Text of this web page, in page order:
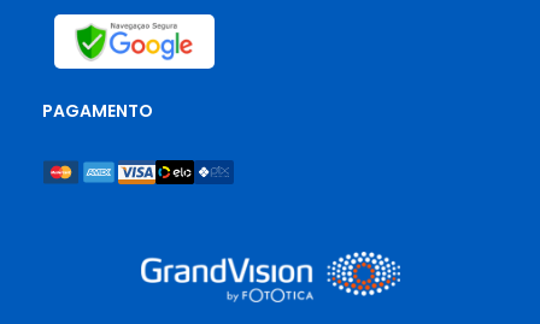
PAGAMENTO